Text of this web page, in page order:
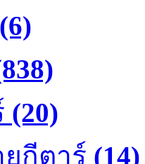
(6)
(20)
กีตาร์ (14)